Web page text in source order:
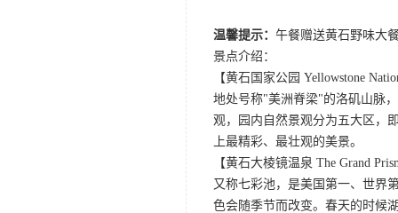
温馨提示： 午餐赠送黄石野味大
景点介绍：
【黄石国家公园 Yellowstone
地处号称"美洲脊梁"的洛矶山脉
观，园内自然景观分为五大区，
上最精彩、最壮观的美景。
【黄石大棱镜温泉 The Grand
又称七彩池，是美国第一、世界
色会随季节而改变。春天的时候